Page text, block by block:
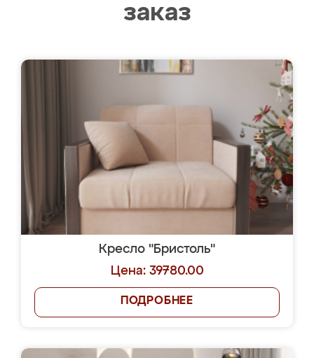
заказ
Кресло "Бристоль"
Цена: 39780.00
ПОДРОБНЕЕ